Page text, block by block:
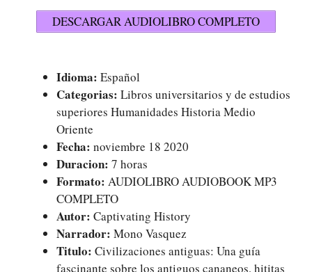
DESCARGAR AUDIOLIBRO COMPLETO
Idioma: Español
Categorias: Libros universitarios y de estudios
superiores Humanidades Historia Medio
Oriente
Fecha: noviembre 18 2020
Duracion: 7 horas
Formato: AUDIOLIBRO AUDIOBOOK MP3
COMPLETO
Autor: Captivating History
Narrador: Mono Vasquez
Titulo: Civilizaciones antiguas: Una guía
fascinante sobre los antiguos cananeos, hititas